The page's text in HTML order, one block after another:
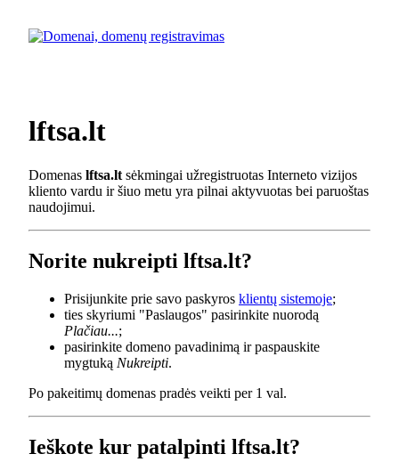
lftsa.lt
Domenas lftsa.lt sėkmingai užregistruotas Interneto vizijos
kliento vardu ir šiuo metu yra pilnai aktyvuotas bei paruoštas
naudojimui.
Norite nukreipti lftsa.lt?
Prisijunkite prie savo paskyros klientų sistemoje;
ties skyriumi "Paslaugos" pasirinkite nuorodą
Plačiau...;
pasirinkite domeno pavadinimą ir paspauskite
mygtuką Nukreipti.
Po pakeitimų domenas pradės veikti per 1 val.
Ieškote kur patalpinti lftsa.lt?